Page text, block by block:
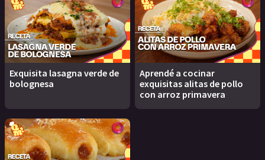
Exquisita lasagna verde de
bolognesa
Aprendé a cocinar
exquisitas alitas de pollo
con arroz primavera